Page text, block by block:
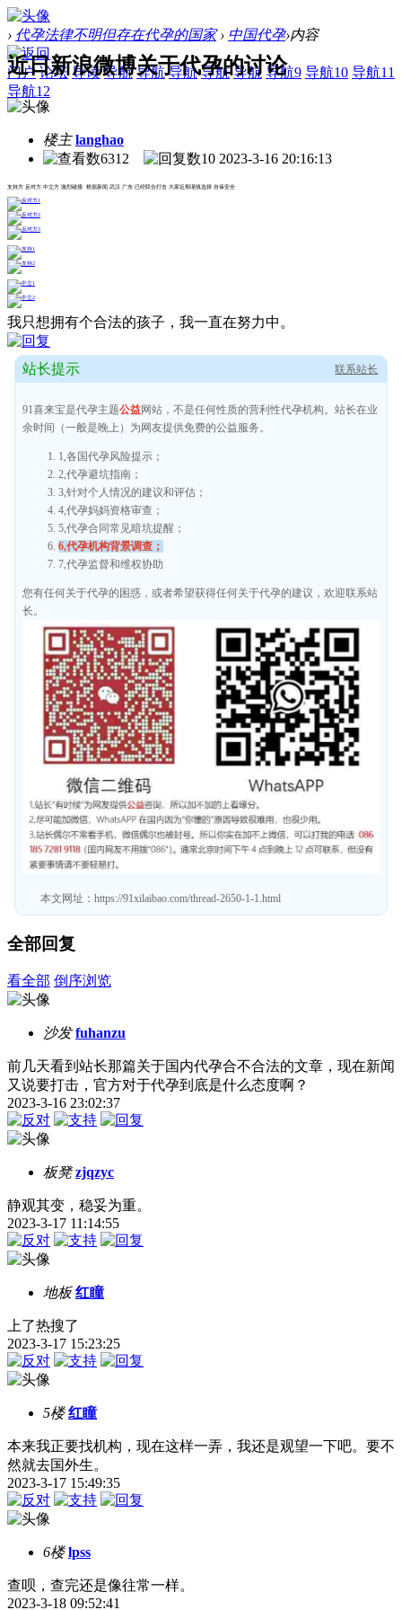
› 代孕法律不明但存在代孕的国家 › 中国代孕›内容
门户 论坛 导读 导航 导航 导航 导航 导航 导航9 导航10 导航11
导航12
近日新浪微博关于代孕的讨论
楼主 langhao
6312
10 2023-3-16 20:16:13
支持方 反对方 中立方 激烈碰撞 根据新闻 武汉 广东 已经联合打击 大家近期谨慎选择 自保安全
我只想拥有个合法的孩子，我一直在努力中。
站长提示
91喜来宝是代孕主题公益网站，不是任何性质的营利性代孕机构。站长在业
余时间（一般是晚上）为网友提供免费的公益服务。
1,各国代孕风险提示；
2,代孕避坑指南；
3,针对个人情况的建议和评估；
4,代孕妈妈资格审查；
5,代孕合同常见暗坑提醒；
6,代孕机构背景调查；
7,代孕监督和维权协助
您有任何关于代孕的困惑，或者希望获得任何关于代孕的建议，欢迎联系站
长。
本文网址： https://91xilaibao.com/thread-2650-1-1.html
联系站长
全部回复
看全部 倒序浏览
沙发 fuhanzu
前几天看到站长那篇关于国内代孕合不合法的文章，现在新闻
又说要打击，官方对于代孕到底是什么态度啊？
2023-3-16 23:02:37
板凳 zjqzyc
静观其变，稳妥为重。
2023-3-17 11:14:55
地板 红瞳
上了热搜了
2023-3-17 15:23:25
5楼 红瞳
本来我正要找机构，现在这样一弄，我还是观望一下吧。要不
然就去国外生。
2023-3-17 15:49:35
6楼 lpss
查呗，查完还是像往常一样。
2023-3-18 09:52:41